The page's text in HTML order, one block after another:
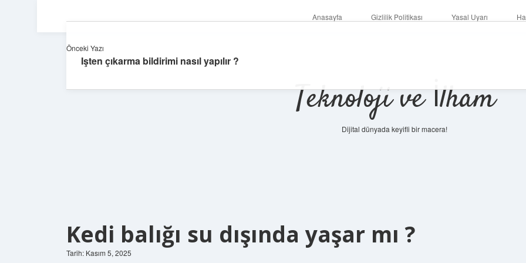
Anasayfa Gizlilik Politikası Yasal Uyarı
Teknoloji ve İlham
Dijital dünyada keyifli bir macera!
Kedi balığı su dışında yaşar mı ?
Tarih: Kasım 5, 2025
Önceki Yazı
Işten çıkarma bildirimi nasıl yapılır ?